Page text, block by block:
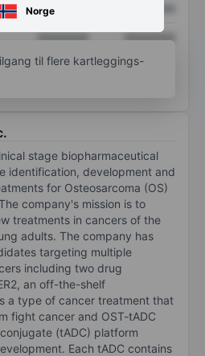
Norge
XXXXXXX
XXXXXXX
XXXXXXX
til flere kartleggings-
stage biopharmaceutical
identification, development and
for Osteosarcoma (OS)
company's mission is to
treatments in cancers of the
adults. The company has
targeting multiple
including two drug
an off-the-shelf
a type of cancer treatment that
fight cancer and OST-tADC
(tADC) platform
Each tADC contains